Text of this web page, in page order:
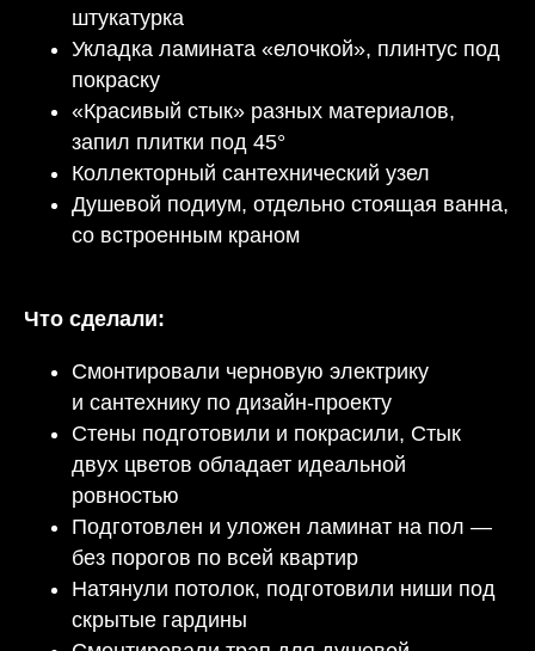
штукатурка
Укладка ламината «елочкой», плинтус под
покраску
«Красивый стык» разных материалов,
запил плитки под 45°
Коллекторный сантехнический узел
Душевой подиум, отдельно стоящая ванна,
со встроенным краном
Что сделали:
Смонтировали черновую электрику
и сантехнику по дизайн-проекту
Стены подготовили и покрасили, Стык
двух цветов обладает идеальной
ровностью
Подготовлен и уложен ламинат на пол —
без порогов по всей квартир
Натянули потолок, подготовили ниши под
скрытые гардины